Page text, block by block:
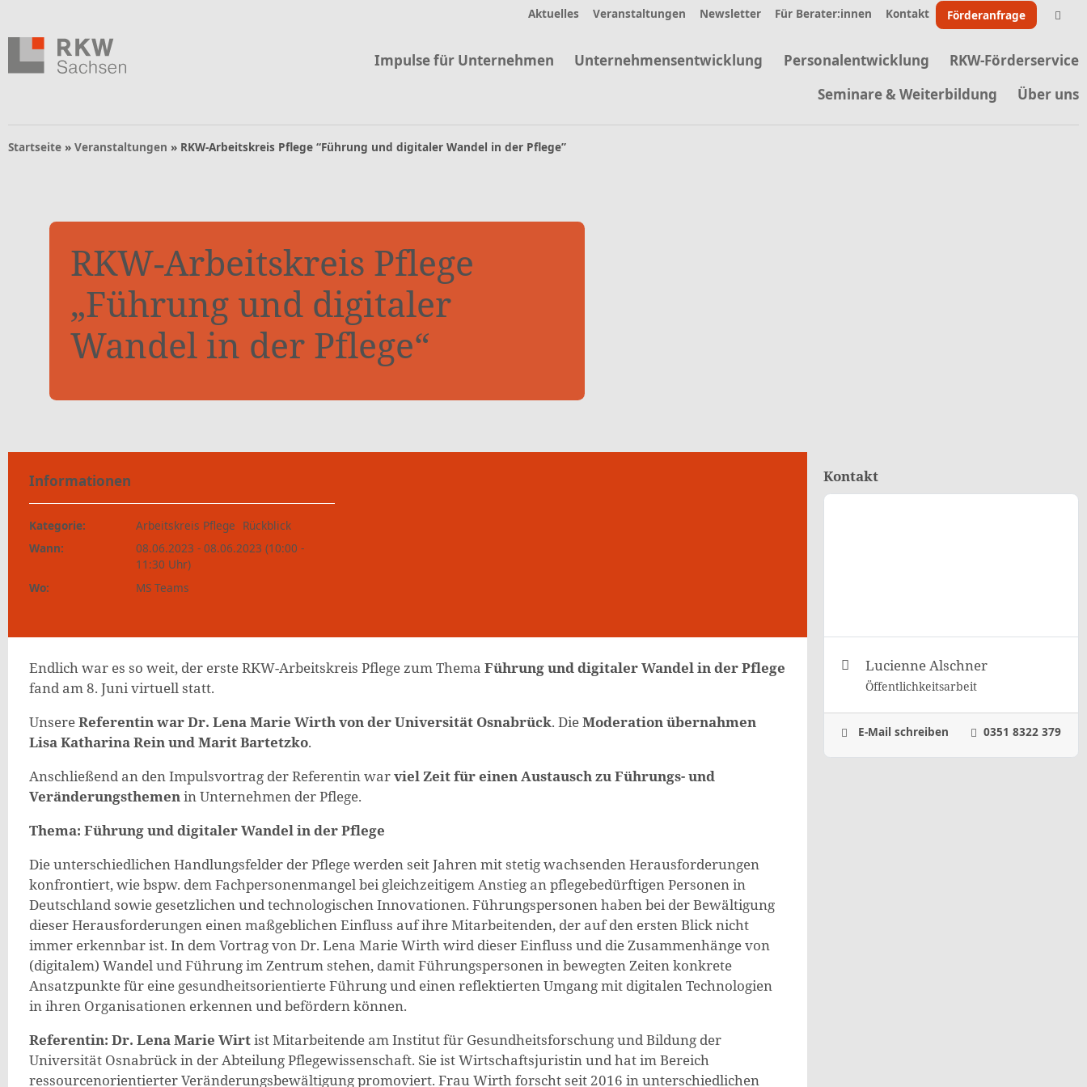
Impulse für Unternehmen Unternehmensentwicklung Personalentwicklung
RKW-Förderservice
Seminare & Weiterbildung
Über uns
Aktuelles Veranstaltungen Newsletter Für Berater:innen Kontakt Förderanfrage
Startseite » Veranstaltungen » RKW-Arbeitskreis Pflege “Führung und digitaler Wandel in der Pflege”
RKW-Arbeitskreis Pflege
„Führung und digitaler
Wandel in der Pflege“
Informationen
Kategorie: Arbeitskreis Pflege Rückblick
Wann:
08.06.2023 - 08.06.2023 (10:00 -
11:30 Uhr)
Wo:
MS Teams
Endlich war es so weit, der erste RKW-Arbeitskreis Pflege zum Thema Führung und digitaler Wandel in der Pflege
fand am 8. Juni virtuell statt.
UnsereReferentin war Dr. Lena Marie Wirth von der Universität Osnabrück. DieModeration übernahmen
Lisa Katharina Rein und Marit Bartetzko.
Anschließend an den Impulsvortrag der Referentin warviel Zeit für einen Austausch zu Führungs- und
Veränderungsthemenin Unternehmen der Pflege.
Thema: Führung und digitaler Wandel in der Pflege
Die unterschiedlichen Handlungsfelder der Pflege werden seit Jahren mit stetig wachsenden Herausforderungen
konfrontiert, wie bspw. dem Fachpersonenmangel bei gleichzeitigem Anstieg an pflegebedürftigen Personen in
Deutschland sowie gesetzlichen und technologischen Innovationen. Führungspersonen haben bei der Bewältigung
dieser Herausforderungen einen maßgeblichen Einfluss auf ihre Mitarbeitenden, der auf den ersten Blick nicht
immer erkennbar ist. In dem Vortrag von Dr. Lena Marie Wirth wird dieser Einfluss und die Zusammenhänge von
(digitalem) Wandel und Führung im Zentrum stehen, damit Führungspersonen in bewegten Zeiten konkrete
Ansatzpunkte für eine gesundheitsorientierte Führung und einen reflektierten Umgang mit digitalen Technologien
in ihren Organisationen erkennen und befördern können.
Referentin: Dr. Lena Marie Wirtist Mitarbeitende am Institut für Gesundheitsforschung und Bildung der
Universität Osnabrück in der Abteilung Pflegewissenschaft. Sie ist Wirtschaftsjuristin und hat im Bereich
ressourcenorientierter Veränderungsbewältigung promoviert. Frau Wirth forscht seit 2016 in unterschiedlichen
Kontakt
Lucienne Alschner
Öffentlichkeitsarbeit
E-Mail schreiben 0351 8322 379